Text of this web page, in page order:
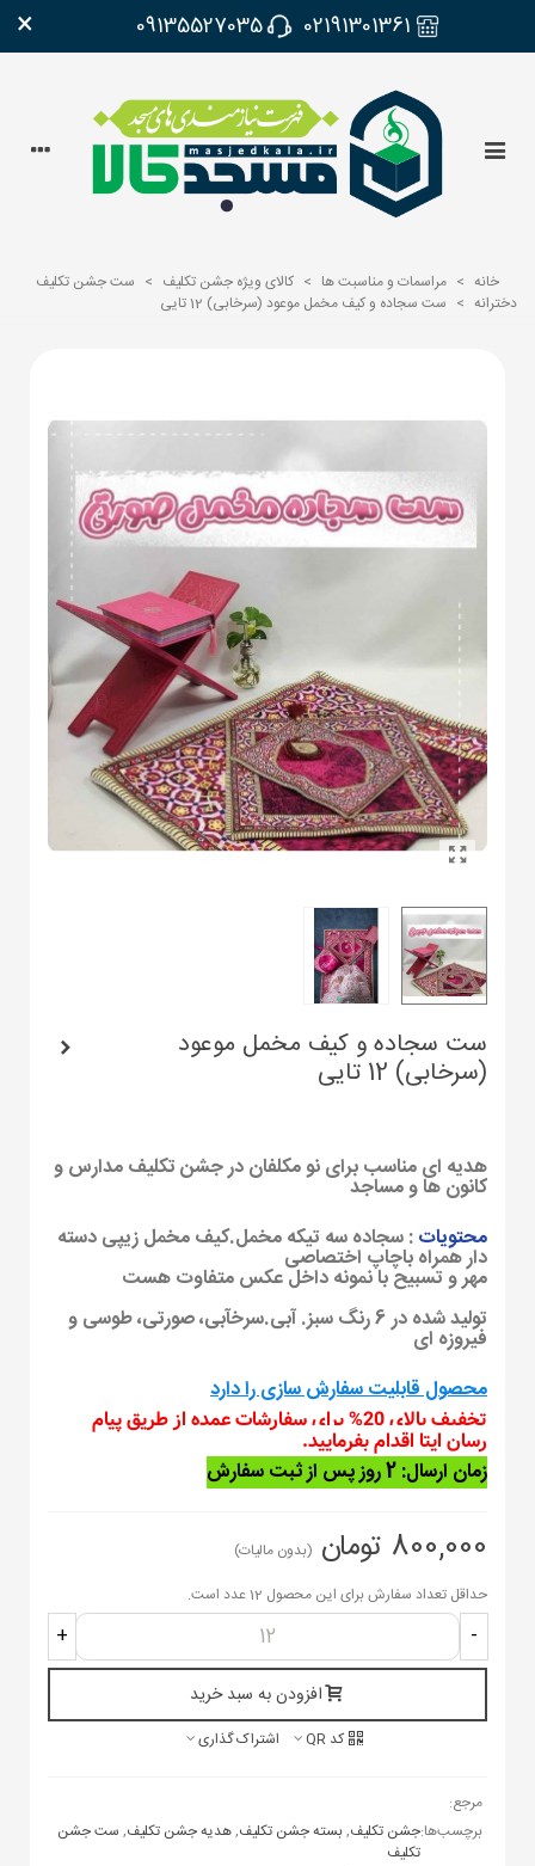
02191301361
09135527035
×
خانه > مراسمات و مناسبت ها > کالای ویژه جشن تکلیف > ست جشن تکلیف
دخترانه > ست سجاده و کیف مخمل موعود (سرخابی) 12 تایی
ست سجاده و کیف مخمل موعود
(سرخابی) 12 تایی
هدیه ای مناسب برای نو مکلفان در جشن تکلیف مدارس و
کانون ها و مساجد
محتویات: سجاده سه تیکه مخمل.کیف مخمل زیپی دسته
دار همراه باچاپ اختصاصی
مهر و تسبیح با نمونه داخل عکس متفاوت هست
تولید شده در 6 رنگ سبز. آبی.سرخآبی، صورتی، طوسی و
فیروزه ای
محصول قابلیت سفارش سازی را دارد
تخفیف بالای 20% برای سفارشات عمده از طریق پیام
رسان ایتا اقدام بفرمایید.
زمان ارسال: 2 روز پس از ثبت سفارش
800,000 تومان
(بدون مالیات)
حداقل تعداد سفارش برای این محصول 12 عدد است.
-
+
افزودن به سبد خرید
کد QR اشتراک گذاری
مرجع:
برچسب‌ها:جشن تکلیف,بسته جشن تکلیف,هدیه جشن تکلیف, ست جشن
تکلیف